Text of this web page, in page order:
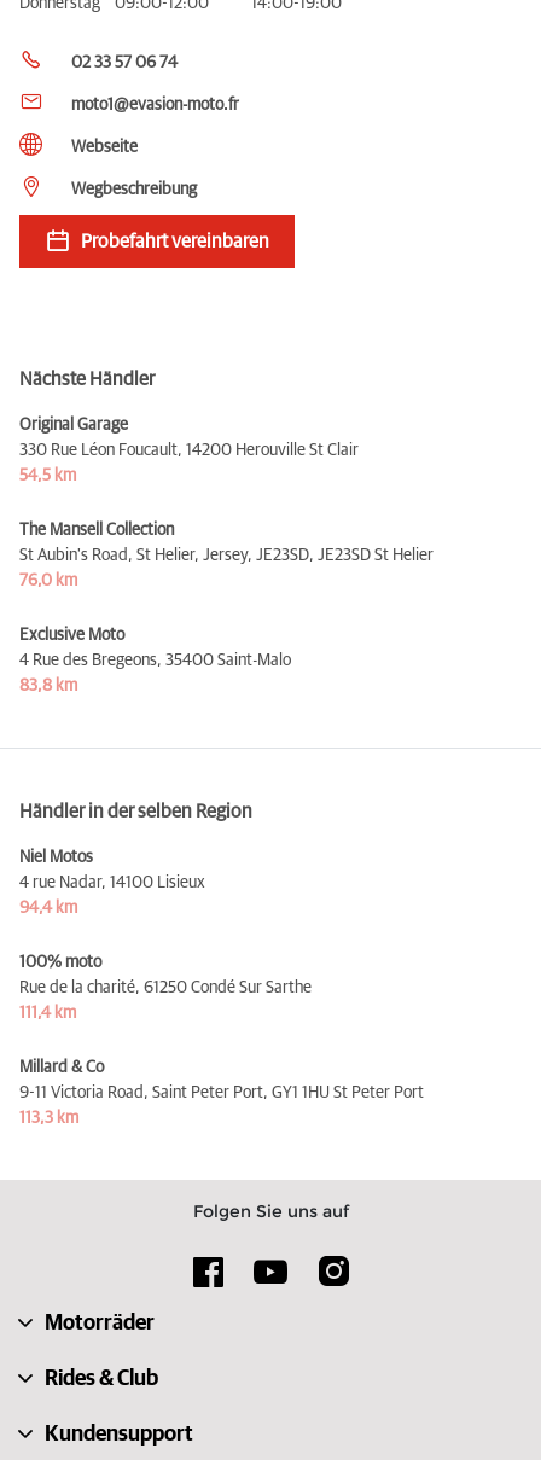
02 33 57 06 74
moto1@evasion-moto.fr
Webseite
Wegbeschreibung
Probefahrt vereinbaren
Nächste Händler
Original Garage
330 Rue Léon Foucault, 14200 Herouville St Clair
54,5 km
The Mansell Collection
St Aubin's Road, St Helier, Jersey, JE23SD, JE23SD St Helier
76,0 km
Exclusive Moto
4 Rue des Bregeons, 35400 Saint-Malo
83,8 km
Händler in der selben Region
Niel Motos
4 rue Nadar, 14100 Lisieux
94,4 km
100% moto
Rue de la charité, 61250 Condé Sur Sarthe
111,4 km
Millard & Co
9-11 Victoria Road, Saint Peter Port, GY1 1HU St Peter Port
113,3 km
Folgen Sie uns auf
Motorräder
Rides & Club
Kundensupport